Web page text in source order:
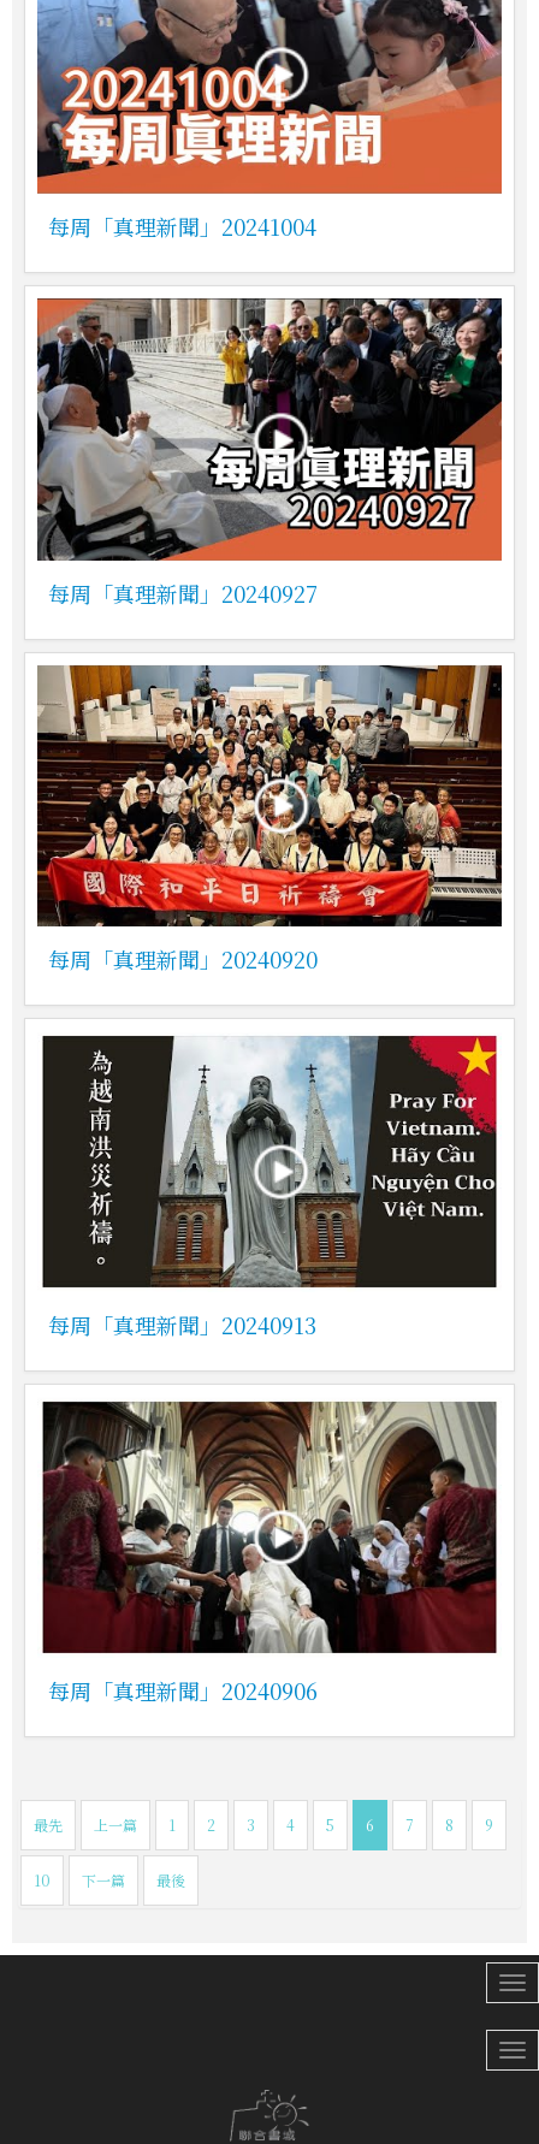
每周「真理新聞」20241004
每周「真理新聞」20240927
每周「真理新聞」20240920
每周「真理新聞」20240913
每周「真理新聞」20240906
最先 上一篇 1 2 3 4 5 6 7 8 9
10 下一篇 最後